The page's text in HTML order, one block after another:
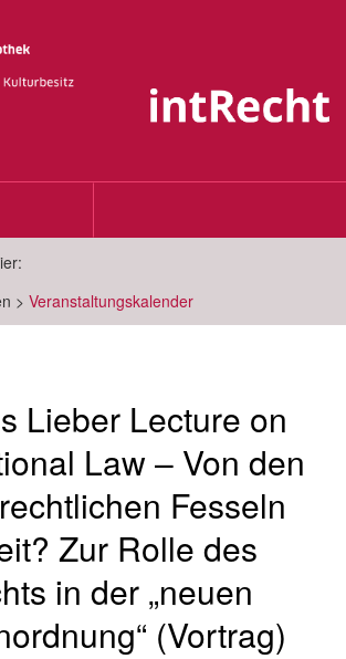
> Veranstaltungskalender
Lieber Lecture on
Law – Von den
Fesseln
Zur Rolle des
in der „neuen
(Vortrag)